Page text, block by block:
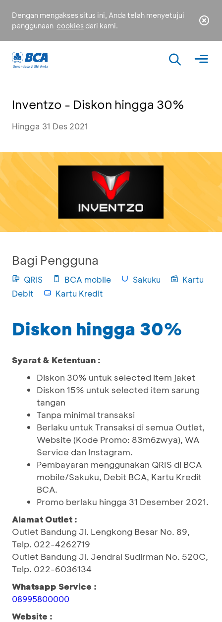
Dengan mengakses situs ini, Anda telah menyetujui
penggunaan cookies dari kami.
Inventzo - Diskon hingga 30%
Hingga 31 Des 2021
Bagi Pengguna
QRIS BCA mobile Sakuku
Kartu
Debit
Kartu Kredit
Diskon hingga 30%
Syarat & Ketentuan :
Diskon 30% untuk selected item jaket
Diskon 15% untuk selected item sarung
tangan
Tanpa minimal transaksi
Berlaku untuk Transaksi di semua Outlet,
Website (Kode Promo: 83m6zwya), WA
Service dan Instagram.
Pembayaran menggunakan QRIS di BCA
mobile/Sakuku, Debit BCA, Kartu Kredit
BCA.
Promo berlaku hingga 31 Desember 2021.
Alamat Outlet :
Outlet Bandung Jl. Lengkong Besar No. 89,
Telp. 022-4262719
Outlet Bandung Jl. Jendral Sudirman No. 520C,
Telp. 022-6036134
Whatsapp Service :
08995800000
Website :